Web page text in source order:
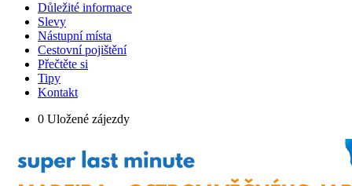
Důležité informace
Slevy
Nástupní místa
Cestovní pojištění
Přečtěte si
Tipy
Kontakt
0 Uložené zájezdy